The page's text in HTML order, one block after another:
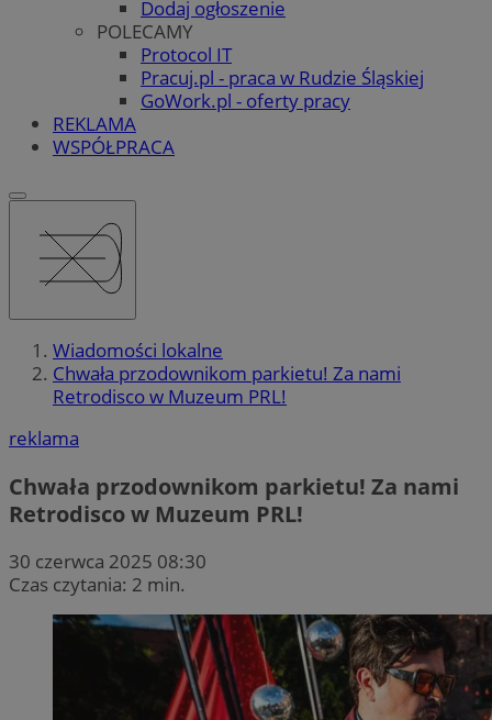
Dodaj ogłoszenie
POLECAMY
Protocol IT
Pracuj.pl - praca w Rudzie Śląskiej
GoWork.pl - oferty pracy
REKLAMA
WSPÓŁPRACA
Wiadomości lokalne
Chwała przodownikom parkietu! Za nami
Retrodisco w Muzeum PRL!
reklama
Chwała przodownikom parkietu! Za nami
Retrodisco w Muzeum PRL!
30 czerwca 2025 08:30
Czas czytania: 2 min.